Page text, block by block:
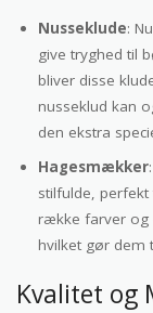
Nusseklude:
give tryghed til
bliver disse
nusseklud kan
den ekstra
Hagesmækker
stilfulde,
række farver og
hvilket gør dem
Kvalitet og